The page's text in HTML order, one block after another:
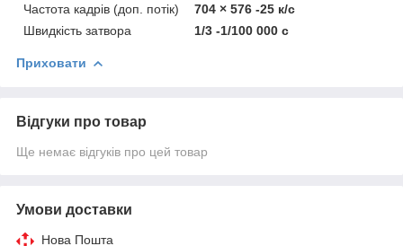
Частота кадрів (доп. потік)
704 × 576 -25 к/с
Швидкість затвора
1/3 -1/100 000 с
Приховати
Відгуки про товар
Ще немає відгуків про цей товар
Умови доставки
Нова Пошта